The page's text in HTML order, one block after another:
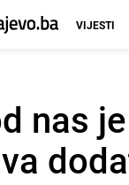
VIJESTI
nas